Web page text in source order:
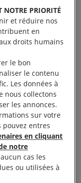
au Centre de
de
de
a accepté qu’ils
signer, à
» de
7 ans, longues
Il leur a
aborder tout ce
pénitentiaire
en 2017 sur le
des
NOTRE PRIORITÉ
et réduire nos
en
droits humains
le bon
le contenu
Les données à
nous collectons
les annonces.
sur votre
pouvez entres
en cliquant
notre
cas les
ou utilisées à